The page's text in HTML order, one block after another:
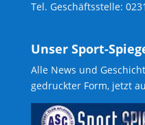
Tel. Geschäftsstelle:
Unser Sport-
Alle News und
gedruckter Form, jetzt